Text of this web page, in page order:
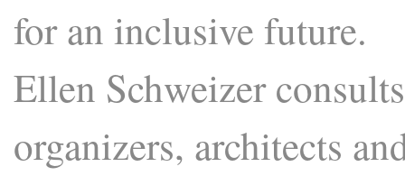
for an inclusive future.
Ellen Schweizer
organizers, architects